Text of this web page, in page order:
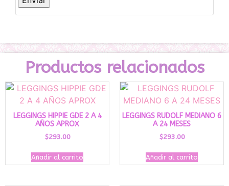
Productos relacionados
LEGGINGS HIPPIE GDE 2 A 4
AÑOS APROX
$293.00
Añadir al carrito
LEGGINGS RUDOLF MEDIANO 6
A 24 MESES
$293.00
Añadir al carrito